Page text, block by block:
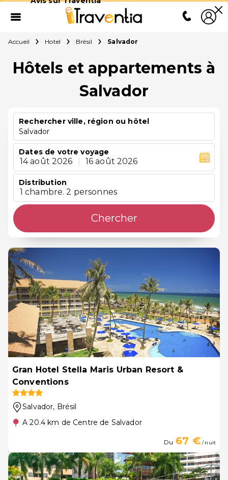
Accueil Hotel Brésil Salvador
Hôtels et appartements à
Salvador
Rechercher ville, région ou hôtel
Salvador
Dates de votre voyage
14 août 2026 16 août 2026
Distribution
1 chambre. 2 personnes
Chercher
Gran Hotel Stella Maris Urban Resort &
Conventions
Salvador, Brésil
A 20.4 km de Centre de Salvador
Du 67 €/ nuit